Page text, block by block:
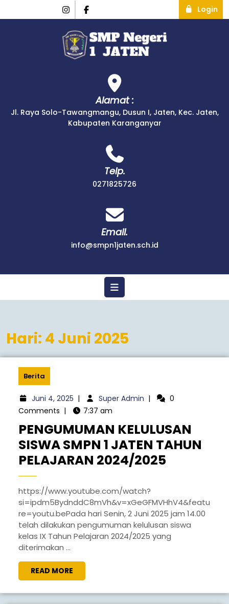
Login
Alamat :
Jl. Raya Solo-Tawangmangu, Dusun I, Jaten, Kec. Jaten,
Kabupaten Karanganyar
Telp.
0271825726
Email.
info@smpn1jaten.sch.id
Hari: 4 Juni 2025
Berita
Juni 4, 2025 | Super Admin |
0
Comments | 7:37 am
PENGUMUMAN KELULUSAN
SISWA SMPN 1 JATEN TAHUN
PELAJARAN 2024/2025
https://www.youtube.com/watch?
si=ipdm5BydnddC8mVh&v=xGeGFMVHhV4&featu
re=youtu.bePada hari Senin, 2 Juni 2025 jam 14.00
telah dilakukan pengumuman kelulusan siswa
kelas IX Tahun Pelajaran 2024/2025 yang
diterimakan ...
READ MORE